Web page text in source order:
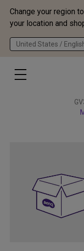
Change your region
your location and
United States /